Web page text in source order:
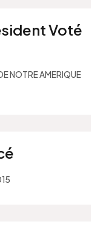
Voté
NOTRE AMERIQUE